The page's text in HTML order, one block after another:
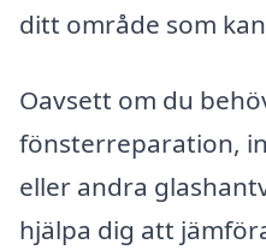
ditt område som
Oavsett om du
fönsterreparation,
eller andra
hjälpa dig att